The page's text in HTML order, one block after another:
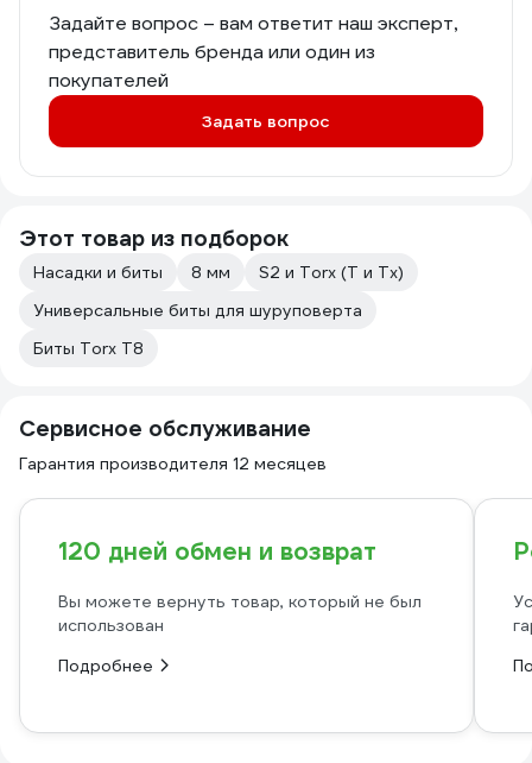
Задайте вопрос – вам ответит наш эксперт,
представитель бренда или один из
покупателей
Задать вопрос
Этот товар из подборок
Насадки и биты 8 мм
S2 и Torx (T и Tx)
Универсальные биты для шуруповерта
Биты Torx T8
Сервисное обслуживание
Гарантия производителя 12 месяцев
120 дней обмен и возврат
Вы можете вернуть товар, который не был
использован
Подробнее